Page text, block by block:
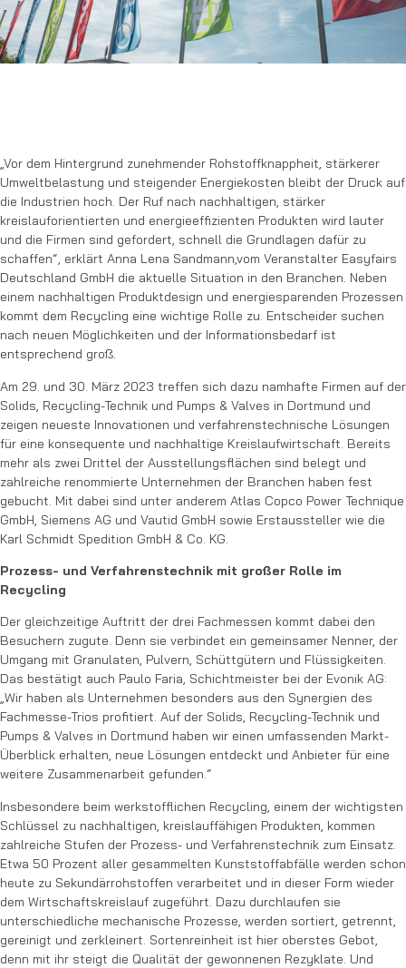
„Vor dem Hintergrund zunehmender Rohstoffknappheit, stärkerer
Umweltbelastung und steigender Energiekosten bleibt der Druck auf
die Industrien hoch. Der Ruf nach nachhaltigen, stärker
kreislauforientierten und energieeffizienten Produkten wird lauter
und die Firmen sind gefordert, schnell die Grundlagen dafür zu
schaffen“, erklärt Anna Lena Sandmann,vom Veranstalter Easyfairs
Deutschland GmbH die aktuelle Situation in den Branchen. Neben
einem nachhaltigen Produktdesign und energiesparenden Prozessen
kommt dem Recycling eine wichtige Rolle zu. Entscheider suchen
nach neuen Möglichkeiten und der Informationsbedarf ist
entsprechend groß.
Am 29. und 30. März 2023 treffen sich dazu namhafte Firmen auf der
Solids, Recycling-Technik und Pumps & Valves in Dortmund und
zeigen neueste Innovationen und verfahrenstechnische Lösungen
für eine konsequente und nachhaltige Kreislaufwirtschaft. Bereits
mehr als zwei Drittel der Ausstellungsflächen sind belegt und
zahlreiche renommierte Unternehmen der Branchen haben fest
gebucht. Mit dabei sind unter anderem Atlas Copco Power Technique
GmbH, Siemens AG und Vautid GmbH sowie Erstaussteller wie die
Karl Schmidt Spedition GmbH & Co. KG.
Prozess- und Verfahrenstechnik mit großer Rolle im
Recycling
Der gleichzeitige Auftritt der drei Fachmessen kommt dabei den
Besuchern zugute. Denn sie verbindet ein gemeinsamer Nenner, der
Umgang mit Granulaten, Pulvern, Schüttgütern und Flüssigkeiten.
Das bestätigt auch Paulo Faria, Schichtmeister bei der Evonik AG:
„Wir haben als Unternehmen besonders aus den Synergien des
Fachmesse-Trios profitiert. Auf der Solids, Recycling-Technik und
Pumps & Valves in Dortmund haben wir einen umfassenden Markt-
Überblick erhalten, neue Lösungen entdeckt und Anbieter für eine
weitere Zusammenarbeit gefunden.“
Insbesondere beim werkstofflichen Recycling, einem der wichtigsten
Schlüssel zu nachhaltigen, kreislauffähigen Produkten, kommen
zahlreiche Stufen der Prozess- und Verfahrenstechnik zum Einsatz.
Etwa 50 Prozent aller gesammelten Kunststoffabfälle werden schon
heute zu Sekundärrohstoffen verarbeitet und in dieser Form wieder
dem Wirtschaftskreislauf zugeführt. Dazu durchlaufen sie
unterschiedliche mechanische Prozesse, werden sortiert, getrennt,
gereinigt und zerkleinert. Sortenreinheit ist hier oberstes Gebot,
denn mit ihr steigt die Qualität der gewonnenen Rezyklate. Und